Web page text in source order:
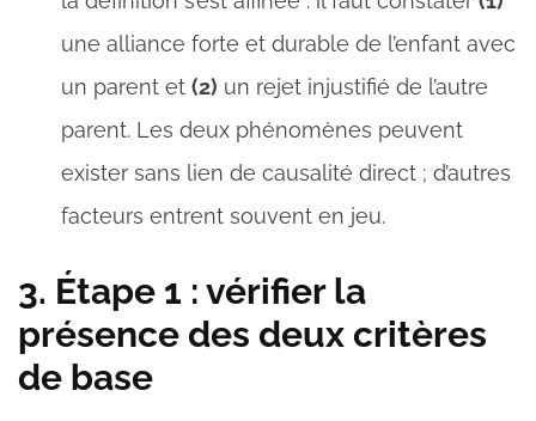
une alliance forte et durable de l’enfant avec
un parent et (2) un rejet injustifié de l’autre
parent. Les deux phénomènes peuvent
exister sans lien de causalité direct ; d’autres
facteurs entrent souvent en jeu.
3. Étape 1 : vérifier la
présence des deux critères
de base